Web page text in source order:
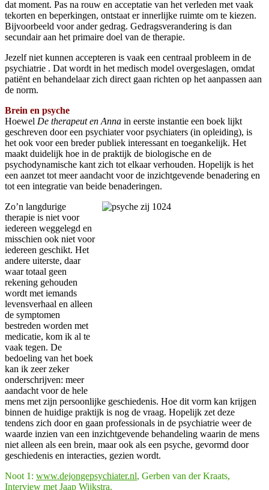
dat moment. Pas na rouw en acceptatie van het verleden met vaak
tekorten en beperkingen, ontstaat er innerlijke ruimte om te kiezen.
Bijvoorbeeld voor ander gedrag. Gedragsverandering is dan
secundair aan het primaire doel van de therapie.
Jezelf niet kunnen accepteren is vaak een centraal probleem in de
psychiatrie . Dat wordt in het medisch model overgeslagen, omdat
patiënt en behandelaar zich direct gaan richten op het aanpassen aan
de norm.
Brein en psyche
Hoewel De therapeut en Anna in eerste instantie een boek lijkt
geschreven door een psychiater voor psychiaters (in opleiding), is
het ook voor een breder publiek interessant en toegankelijk. Het
maakt duidelijk hoe in de praktijk de biologische en de
psychodynamische kant zich tot elkaar verhouden. Hopelijk is het
een aanzet tot meer aandacht voor de inzichtgevende benadering en
tot een integratie van beide benaderingen.
Zo’n langdurige
therapie is niet voor
iedereen weggelegd en
misschien ook niet voor
iedereen geschikt. Het
andere uiterste, daar
waar totaal geen
rekening gehouden
wordt met iemands
levensverhaal en alleen
de symptomen
bestreden worden met
medicatie, kom ik al te
vaak tegen. De
bedoeling van het boek
kan ik zeer zeker
onderschrijven: meer
aandacht voor de hele
mens met zijn persoonlijke geschiedenis. Hoe dit vorm kan krijgen
binnen de huidige praktijk is nog de vraag. Hopelijk zet deze
tendens zich door en gaan professionals in de psychiatrie weer de
waarde inzien van een inzichtgevende behandeling waarin de mens
niet alleen als een brein, maar ook als een psyche, gevormd door
geschiedenis en interacties, gezien wordt.
Noot 1: www.dejongepsychiater.nl, Gerben van der Kraats,
Interview met Jaap Wijkstra.